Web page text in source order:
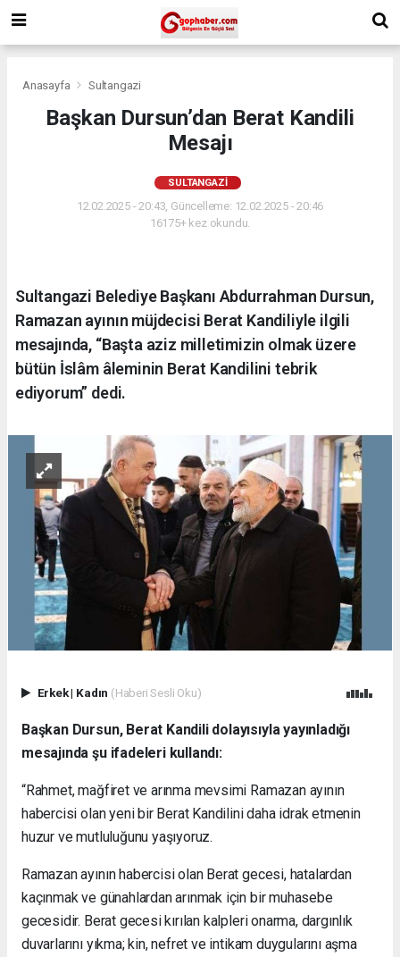
Anasayfa Sultangazi
Başkan Dursun’dan Berat Kandili
Mesajı
SULTANGAZI
12.02.2025 - 20:43, Güncelleme: 12.02.2025 - 20:46
16175+ kez okundu.
Sultangazi Belediye Başkanı Abdurrahman Dursun,
Ramazan ayının müjdecisi Berat Kandiliyle ilgili
mesajında, “Başta aziz milletimizin olmak üzere
bütün İslâm âleminin Berat Kandilini tebrik
ediyorum” dedi.
Erkek| Kadın (Haberi Sesli Oku)
Başkan Dursun, Berat Kandili dolayısıyla yayınladığı
mesajında şu ifadeleri kullandı:
“Rahmet, mağfiret ve arınma mevsimi Ramazan ayının
habercisi olan yeni bir Berat Kandilini daha idrak etmenin
huzur ve mutluluğunu yaşıyoruz.
Ramazan ayının habercisi olan Berat gecesi, hatalardan
kaçınmak ve günahlardan arınmak için bir muhasebe
gecesidir. Berat gecesi kırılan kalpleri onarma, dargınlık
duvarlarını yıkma; kin, nefret ve intikam duygularını aşma